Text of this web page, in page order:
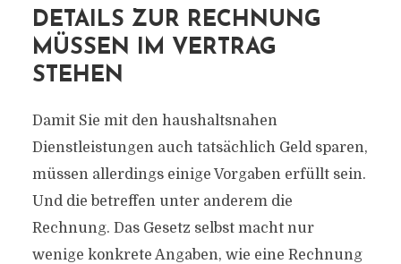
DETAILS ZUR RECHNUNG
MÜSSEN IM VERTRAG
STEHEN
Damit Sie mit den haushaltsnahen
Dienstleistungen auch tatsächlich Geld sparen,
müssen allerdings einige Vorgaben erfüllt sein.
Und die betreffen unter anderem die
Rechnung. Das Gesetz selbst macht nur
wenige konkrete Angaben, wie eine Rechnung